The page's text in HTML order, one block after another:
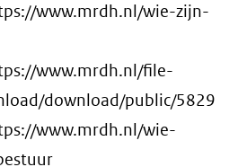
www.mrdh.nl/wie-zijn-
www.mrdh.nl/file-
download/public/5829
www.mrdh.nl/wie-